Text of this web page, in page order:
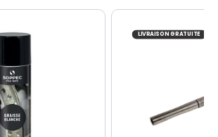
LIVRAISON GRATUITE